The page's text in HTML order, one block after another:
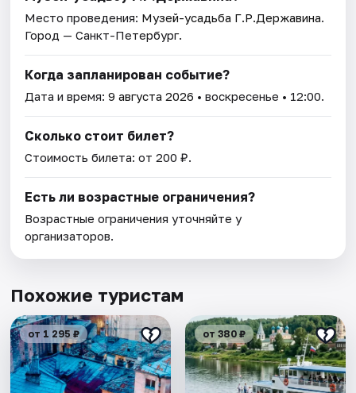
Место проведения: Музей-усадьба Г.Р.Державина.
Город — Санкт-Петербург.
Когда запланирован событие?
Дата и время:9 августа 2026 • воскресенье • 12:00.
Сколько стоит билет?
Стоимость билета: от 200 ₽.
Есть ли возрастные ограничения?
Возрастные ограничения уточняйте у
организаторов.
Похожие туристам
от 1 295 ₽ от 380 ₽